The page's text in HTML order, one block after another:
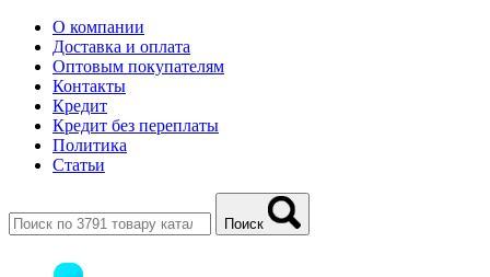
О компании
Доставка и оплата
Оптовым покупателям
Контакты
Кредит
Кредит без переплаты
Политика
Статьи
Поиск